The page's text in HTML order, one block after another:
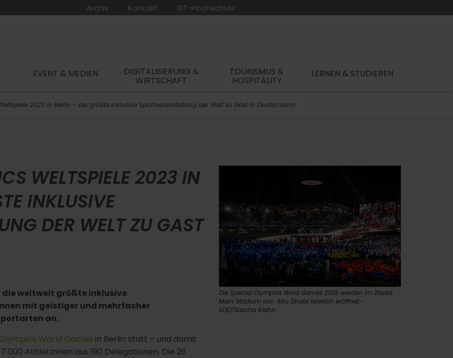
Archiv Kontakt IST-Hochschule
EVENT & MEDIEN DIGITALISIERUNG &
WIRTSCHAFT
TOURISMUS &
HOSPITALITY
LERNEN & STUDIEREN
2023 in Berlin – die größte inklusive Sportveranstaltung der Welt zu Gast in Deutschland
Die Special Olympics Wold Games 2019 werden im Zayed
Main Stadium von Abu Dhabi feierlich eröffnet.-
SOD/Sascha Klahn
WELTSPIELE 2023 IN
INKLUSIVE S
DER WELT ZU GAST I
die weltweit größte inklusive
mit geistiger und mehrfacher
an.
World Games in Berlin statt – und damit
Athlet:innen aus 190 Delegationen. Die 26